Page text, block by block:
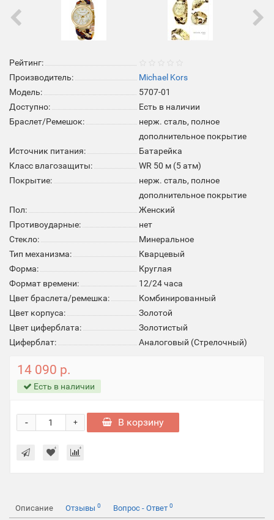
Рейтинг:
Производитель:
Michael Kors
Модель:
5707-01
Доступно:
Есть в наличии
Браслет/Ремешок:
нерж. сталь, полное
дополнительное покрытие
Источник питания:
Батарейка
Класс влагозащиты:
WR 50 м (5 атм)
Покрытие:
нерж. сталь, полное
дополнительное покрытие
Пол:
Женский
Противоударные:
нет
Стекло:
Минеральное
Тип механизма:
Кварцевый
Форма:
Круглая
Формат времени:
12/24 часа
Цвет браслета/ремешка:
Комбинированный
Цвет корпуса:
Золотой
Цвет циферблата:
Золотистый
Циферблат:
Аналоговый (Стрелочный)
14 090 р.
Есть в наличии
+
- В корзину
Описание Отзывы 0 Вопрос - Ответ 0